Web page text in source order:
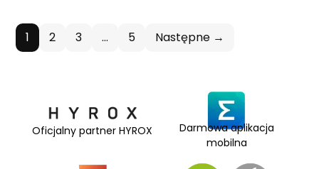
1 2 3 … 5 Następne →
Darmowa aplikacja
mobilna
Oficjalny partner HYROX